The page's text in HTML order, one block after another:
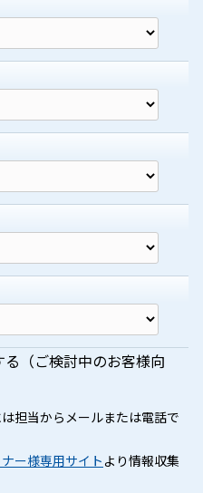
（ご検討中のお客様向
担当からメールまたは電話で
ー様専用サイト より情報収集